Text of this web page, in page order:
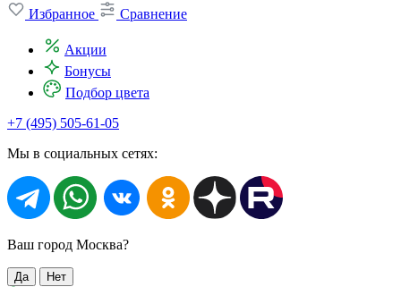
Избранное
Сравнение
Акции
Бонусы
Подбор цвета
+7 (495) 505-61-05
Мы в социальных сетях:
Ваш город Москва?
Да Нет